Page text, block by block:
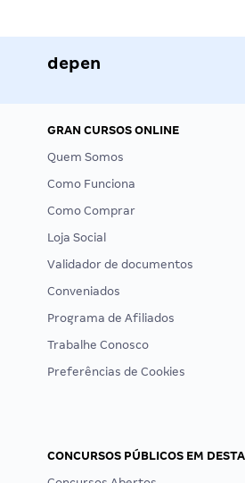
depen
GRAN CURSOS ONLINE
Quem Somos
Como Funciona
Como Comprar
Loja Social
Validador de documentos
Conveniados
Programa de Afiliados
Trabalhe Conosco
Preferências de Cookies
CONCURSOS PÚBLICOS EM